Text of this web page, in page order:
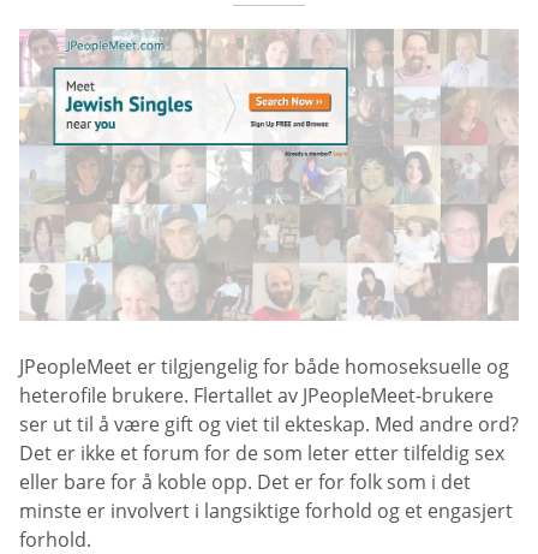
JPeopleMeet er tilgjengelig for både homoseksuelle og
heterofile brukere. Flertallet av JPeopleMeet-brukere
ser ut til å være gift og viet til ekteskap. Med andre ord?
Det er ikke et forum for de som leter etter tilfeldig sex
eller bare for å koble opp. Det er for folk som i det
minste er involvert i langsiktige forhold og et engasjert
forhold.